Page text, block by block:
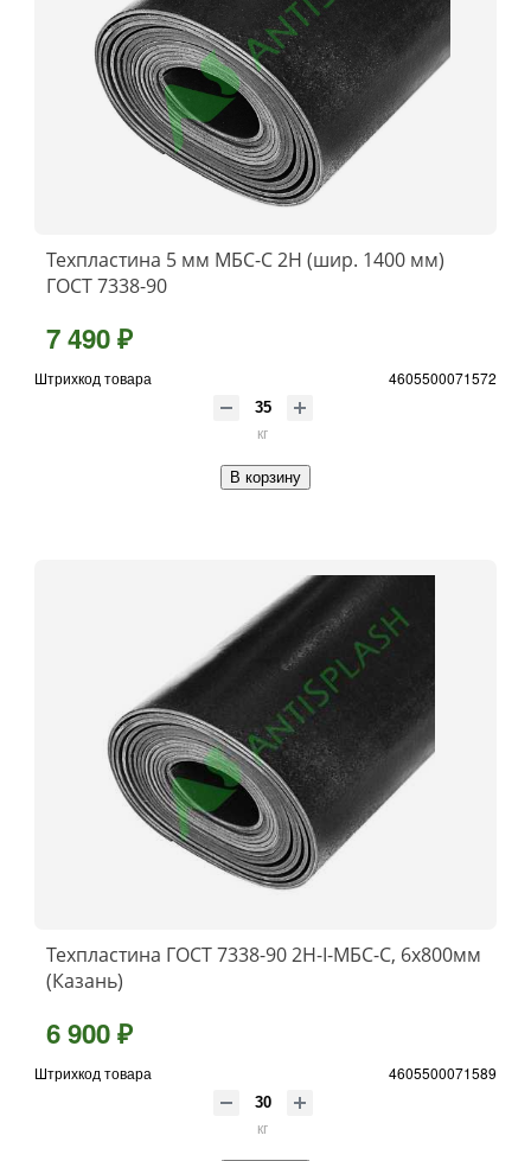
Техпластина 5 мм МБС-С 2Н (шир. 1400 мм)
ГОСТ 7338-90
7 490 ₽
Штрихкод товара 4605500071572
кг
В корзину
Техпластина ГОСТ 7338-90 2Н-I-МБС-С, 6x800мм
(Казань)
6 900 ₽
Штрихкод товара 4605500071589
кг